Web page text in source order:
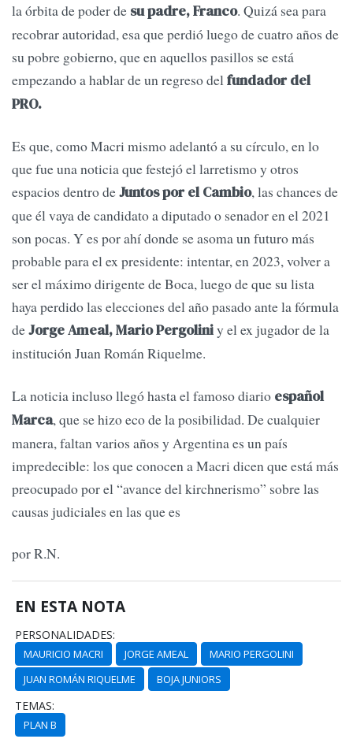
la órbita de poder de su padre, Franco. Quizá sea para
recobrar autoridad, esa que perdió luego de cuatro años de
su pobre gobierno, que en aquellos pasillos se está
empezando a hablar de un regreso delfundador del
PRO.
Es que, como Macri mismo adelantó a su círculo, en lo
que fue una noticia que festejó el larretismo y otros
espacios dentro deJuntos por el Cambio, las chances de
que él vaya de candidato a diputado o senador en el 2021
son pocas. Y es por ahí donde se asoma un futuro más
probable para el ex presidente: intentar, en 2023, volver a
ser el máximo dirigente de Boca, luego de que su lista
haya perdido las elecciones del año pasado ante la fórmula
deJorge Ameal, Mario Pergoliniy el ex jugador de la
institución Juan Román Riquelme.
La noticia incluso llegó hasta el famoso diario español
Marca, que se hizo eco de la posibilidad. De cualquier
manera, faltan varios años y Argentina es un país
impredecible: los que conocen a Macri dicen que está más
preocupado por el “avance del kirchnerismo” sobre las
causas judiciales en las que es
por R.N.
EN ESTA NOTA
PERSONALIDADES:
MAURICIO MACRI JORGE AMEAL
MARIO PERGOLINI
JUAN ROMÁN RIQUELME
BOJA JUNIORS
TEMAS:
PLAN B